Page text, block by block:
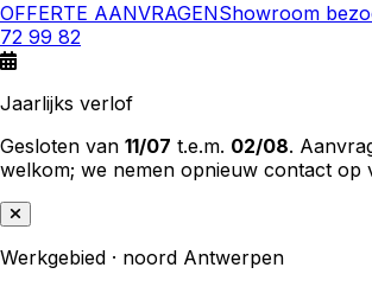
OFFERTE AANVRAGENShowroom
72 99 82
Jaarlijks verlof
Gesloten van 11/07 t.e.m. 02/08.
welkom; we nemen opnieuw contact op
Werkgebied · noord Antwerpen